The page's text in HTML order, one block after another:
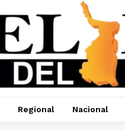
Regional Nacional